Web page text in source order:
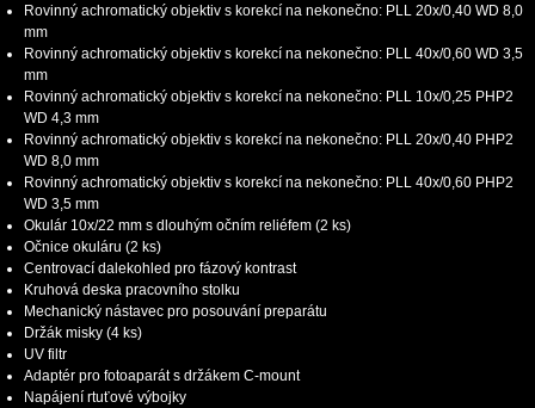
Rovinný achromatický objektiv s korekcí na nekonečno: PLL 20х/0,40 WD 8,0
mm
Rovinný achromatický objektiv s korekcí na nekonečno: PLL 40х/0,60 WD 3,5
mm
Rovinný achromatický objektiv s korekcí na nekonečno: PLL 10x/0,25 PHP2
WD 4,3 mm
Rovinný achromatický objektiv s korekcí na nekonečno: PLL 20x/0,40 PHP2
WD 8,0 mm
Rovinný achromatický objektiv s korekcí na nekonečno: PLL 40x/0,60 PHP2
WD 3,5 mm
Okulár 10x/22 mm s dlouhým očním reliéfem (2 ks)
Očnice okuláru (2 ks)
Centrovací dalekohled pro fázový kontrast
Kruhová deska pracovního stolku
Mechanický nástavec pro posouvání preparátu
Držák misky (4 ks)
UV filtr
Adaptér pro fotoaparát s držákem C-mount
Napájení rtuťové výbojky